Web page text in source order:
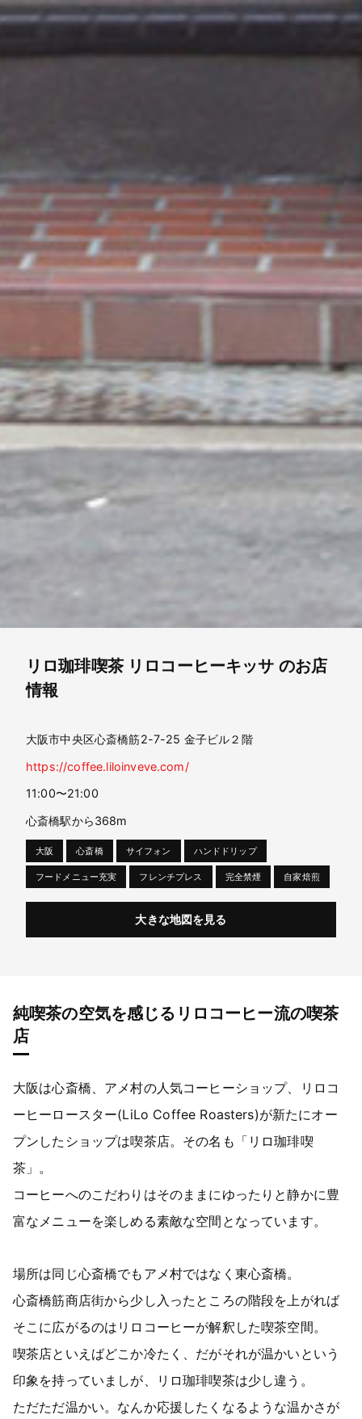
リロ珈琲喫茶 リロコーヒーキッサ のお店
情報
大阪市中央区心斎橋筋2-7-25 金子ビル２階
https://coffee.liloinveve.com/
11:00〜21:00
心斎橋駅から368m
大阪 心斎橋 サイフォン ハンドドリップ
フードメニュー充実 フレンチプレス 完全禁煙 自家焙煎
大きな地図を見る
純喫茶の空気を感じるリロコーヒー流の喫茶
店
大阪は心斎橋、アメ村の人気コーヒーショップ、リロコ
ーヒーロースター(LiLo Coffee Roasters)が新たにオー
プンしたショップは喫茶店。その名も「リロ珈琲喫
茶」。
コーヒーへのこだわりはそのままにゆったりと静かに豊
富なメニューを楽しめる素敵な空間となっています。
場所は同じ心斎橋でもアメ村ではなく東心斎橋。
心斎橋筋商店街から少し入ったところの階段を上がれば
そこに広がるのはリロコーヒーが解釈した喫茶空間。
喫茶店といえばどこか冷たく、だがそれが温かいという
印象を持っていましが、リロ珈琲喫茶は少し違う。
ただただ温かい。なんか応援したくなるような温かさが